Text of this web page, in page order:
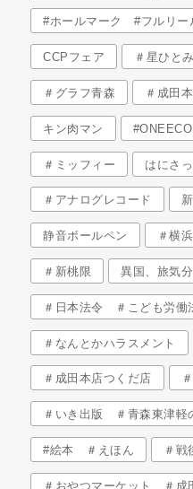
#ホールマーク #フルリー
CCPフェア ＃星ひと
＃グラフ青森 ＃成田
キン肉マン #ONEECO
＃ミッフィー はにさっ
＃アナログレコード
静音ボールペン ＃横
＃新桃限 異国、旅気分
＃日本法令 ＃こども労
＃なんとかハラスメント
＃成田本店つくだ店
＃いき出版 ＃青森東津
#絵本 ＃えほん ＃戦
＃おやつマーケット ＃成